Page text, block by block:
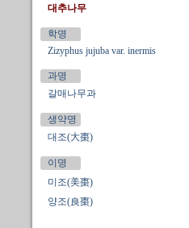
대추나무
학명
Zizyphus jujuba var. inermis
과명
갈매나무과
생약명
대조(大棗)
이명
미조(美棗)
양조(良棗)